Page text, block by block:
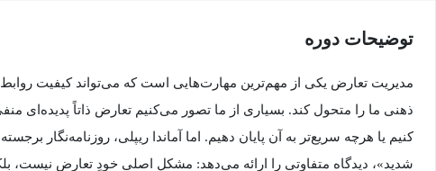
توضیحات دوره
مدیریت تعارض یکی از مهم‌ترین مهارت‌هایی است که می‌تواند کیفیت
ذهنی ما را متحول کند. بسیاری از ما تصور می‌کنیم تعارض ذاتاً پدیده‌ای
کنیم یا هرچه سریع‌تر به آن پایان دهیم. اما آماندا ریپلی، روزنامه‌نگار
شدید»، دیدگاه متفاوتی را ارائه می‌دهد: مشکل اصلی خودِ تعارض نیست،